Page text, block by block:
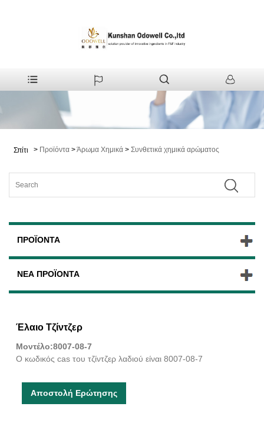
Σπίτι > Προϊόντα >Άρωμα Χημικά > Συνθετικά χημικά αρώματος
ΠΡΟΪΌΝΤΑ
ΝΈΑ ΠΡΟΪΌΝΤΑ
Έλαιο Τζίντζερ
Μοντέλο:8007-08-7
Ο κωδικός cas του τζίντζερ λαδιού είναι 8007-08-7
Αποστολή Ερώτησης